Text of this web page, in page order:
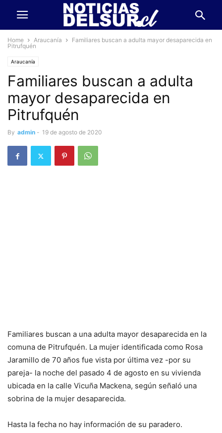
Home Araucanía
Familiares buscan a adulta mayor desaparecida en
Pitrufquén
Araucanía
Familiares buscan a adulta
mayor desaparecida en
Pitrufquén
By admin - 19 de agosto de 2020
Familiares buscan a una adulta mayor desaparecida en la
comuna de Pitrufquén. La mujer identificada como Rosa
Jaramillo de 70 años fue vista por última vez -por su
pareja- la noche del pasado 4 de agosto en su vivienda
ubicada en la calle Vicuña Mackena, según señaló una
sobrina de la mujer desaparecida.
Hasta la fecha no hay información de su paradero.